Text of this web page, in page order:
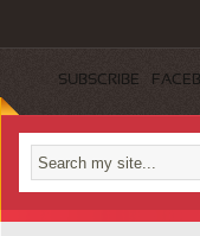
SUBSCRIBE